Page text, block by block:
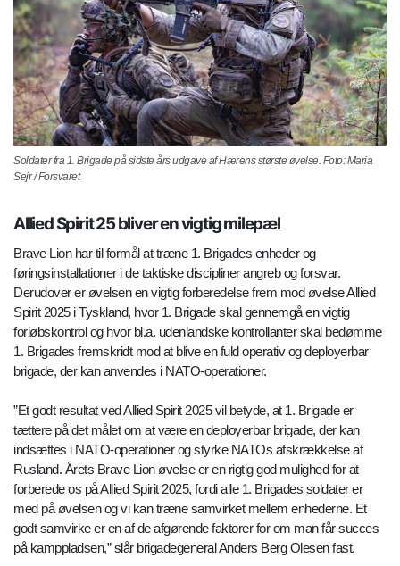
Soldater fra 1. Brigade på sidste års udgave af Hærens største øvelse. Foto: Maria
Sejr / Forsvaret
Allied Spirit 25 bliver en vigtig milepæl
Brave Lion har til formål at træne 1. Brigades enheder og
føringsinstallationer i de taktiske discipliner angreb og forsvar.
Derudover er øvelsen en vigtig forberedelse frem mod øvelse Allied
Spirit 2025 i Tyskland, hvor 1. Brigade skal gennemgå en vigtig
forløbskontrol og hvor bl.a. udenlandske kontrollanter skal bedømme
1. Brigades fremskridt mod at blive en fuld operativ og deployerbar
brigade, der kan anvendes i NATO-operationer.
”Et godt resultat ved Allied Spirit 2025 vil betyde, at 1. Brigade er
tættere på det målet om at være en deployerbar brigade, der kan
indsættes i NATO-operationer og styrke NATOs afskrækkelse af
Rusland. Årets Brave Lion øvelse er en rigtig god mulighed for at
forberede os på Allied Spirit 2025, fordi alle 1. Brigades soldater er
med på øvelsen og vi kan træne samvirket mellem enhederne. Et
godt samvirke er en af de afgørende faktorer for om man får succes
på kamppladsen,” slår brigadegeneral Anders Berg Olesen fast.